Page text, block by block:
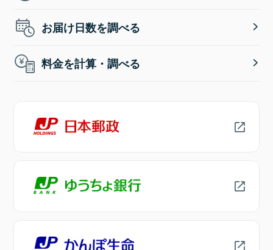
お届け日数を調べる
料金を計算・調べる